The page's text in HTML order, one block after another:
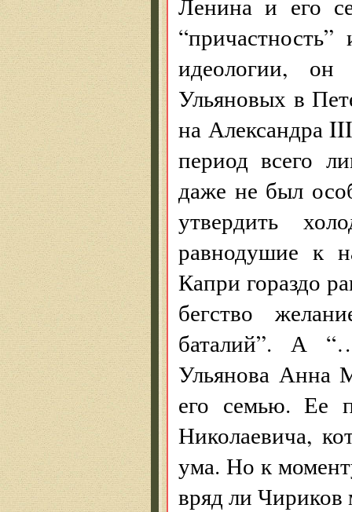
идеологии, он
Ульяновых в
на Александра
период всего
даже не был
утвердить
равнодушие к
Капри гораздо
бегство
баталий”. А
Ульянова Анна
его семью. Ее
Николаевича,
ума. Но к
вряд ли Чириков